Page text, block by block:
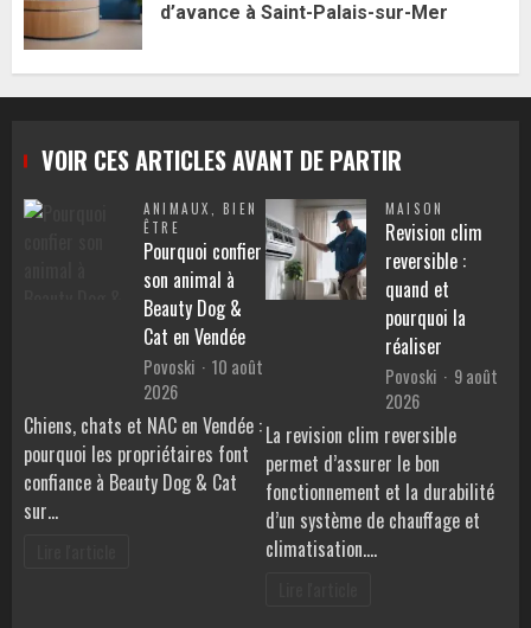
d’avance à Saint-Palais-sur-Mer
VOIR CES ARTICLES AVANT DE PARTIR
ANIMAUX ,BIEN
ÊTRE
Pourquoi confier
son animal à
Beauty Dog &
Cat en Vendée
Povoski
10 août
2026
Chiens, chats et NAC en Vendée :
pourquoi les propriétaires font
confiance à Beauty Dog & Cat
sur…
MAISON
Revision clim
reversible :
quand et
pourquoi la
réaliser
Povoski
9 août
2026
La revision clim reversible
permet d’assurer le bon
fonctionnement et la durabilité
d’un système de chauffage et
climatisation.…